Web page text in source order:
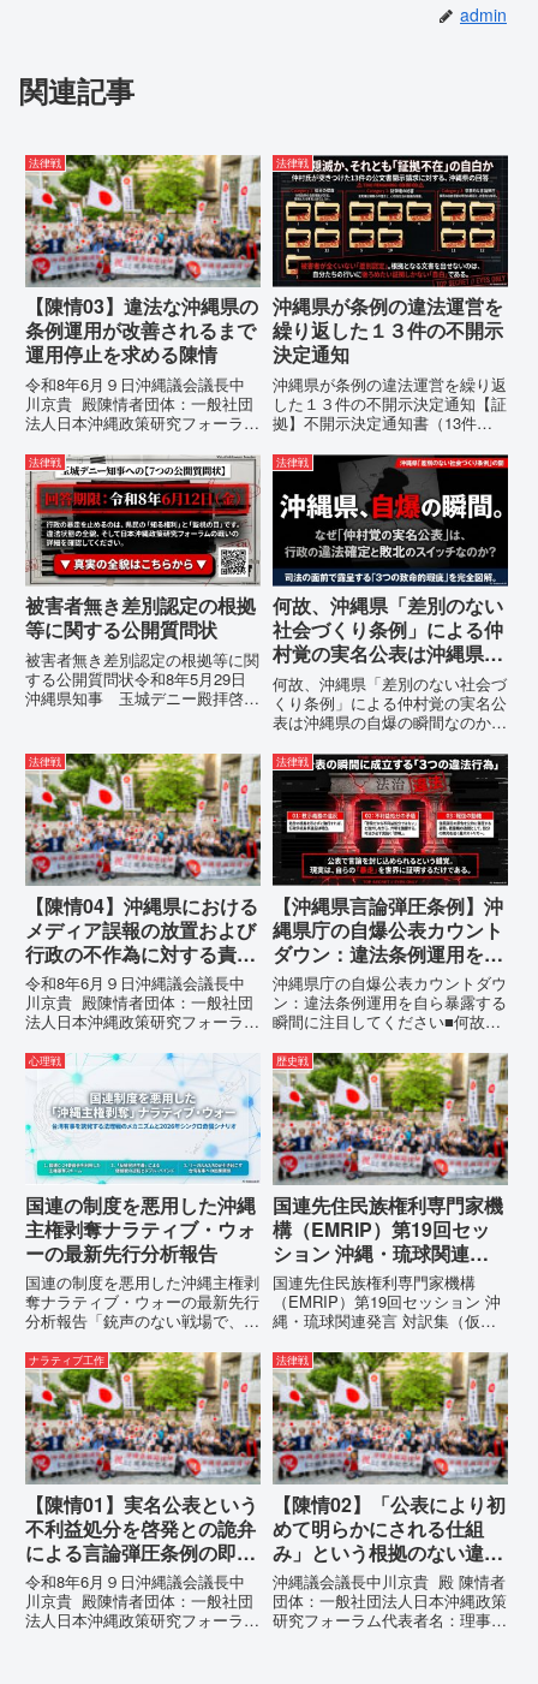
admin
関連記事
法律戦
【陳情03】違法な沖縄県の
条例運用が改善されるまで
運用停止を求める陳情
令和8年6月９日沖縄議会議長中
川京貴 殿陳情者団体：一般社団
法人日本沖縄政策研究フォーラム
所：沖縄県那覇市電 話：080-違
法な沖縄県の条例運用が改善され
るまで運用停止を求める陳情陳情
の趣旨沖縄県は、「沖縄県...
法律戦
沖縄県が条例の違法運営を
繰り返した１３件の不開示
決定通知
沖縄県が条例の違法運営を繰り返
した１３件の不開示決定通知【証
拠】不開示決定通知書（13件）
が請求した「差別認定の根拠」に
対し、県は全て非開示・存否応答
拒否を突きつけました。これは、
彼らが行政手続きの正当性を失
法律戦
被害者無き差別認定の根拠
等に関する公開質問状
被害者無き差別認定の根拠等に関
する公開質問状令和8年5月29日
沖縄県知事 玉城デニー殿拝啓貴
ます。私は、適正な意見陳述（弁
明）を行うにあたり、沖縄県行政
手続条例第28条で定められた...
法律戦
何故、沖縄県「差別のない
社会づくり条例」による仲
村覚の実名公表は沖縄県の
自爆の瞬間なのか？その3
つの理由。
何故、沖縄県「差別のない社会づ
くり条例」による仲村覚の実名公
表は沖縄県の自爆の瞬間なのか？
強行しようとしている「仲村覚の
実名公表」。行政側はこの行為
を、特定の個人を社会的制裁に追
い込むための「仕上げ」だと考え
て...
法律戦
【陳情04】沖縄県における
メディア誤報の放置および
行政の不作為に対する責任
追及と再発防止策を求める
陳情
令和8年6月９日沖縄議会議長中
川京貴 殿陳情者団体：一般社団
法人日本沖縄政策研究フォーラム
所：沖縄県那覇市電 話：080-
【陳情03】沖縄県におけるメデ
ィア誤報の放置および行政の不作
為に対する責任追及と再発防...
法律戦
【沖縄県言論弾圧条例】沖
縄県庁の自爆公表カウント
ダウン：違法条例運用を自
ら暴露する瞬間に注目して
ください
沖縄県庁の自爆公表カウントダウ
ン：違法条例運用を自ら暴露する
瞬間に注目してください■何故、
テルを貼りたい本当の理由「なぜ
沖縄県庁は、法を無視してまで私
を封じ込めようとするのか。」そ
の理由は明確です。県政が統治
の...
心理戦
国連の制度を悪用した沖縄
主権剥奪ナラティブ・ウォ
ーの最新先行分析報告
国連の制度を悪用した沖縄主権剥
奪ナラティブ・ウォーの最新先行
分析報告「銃声のない戦場で、日
いる。」現代の戦争は、ミサイル
が飛来する以前に始まっていま
す。国連という国際的な舞台で、
巧妙な「言説（ナラティブ）」が
張...
歴史戦
国連先住民族権利専門家機
構（EMRIP）第19回セッ
ション 沖縄・琉球関連発
言 対訳集（仮訳）
国連先住民族権利専門家機構
（EMRIP）第19回セッション 沖
縄・琉球関連発言 対訳集（仮
（EMRIP）の各会合において行
われた、沖縄・琉球の先住民族指
定、PFAS（有機フッ素化合物）
問題、米軍基地、伝統文化（...
ナラティブ工作
【陳情01】実名公表という
不利益処分を啓発との詭弁
による言論弾圧条例の即時
運用停止を求める陳情
令和8年6月９日沖縄議会議長中
川京貴 殿陳情者団体：一般社団
法人日本沖縄政策研究フォーラム
法律戦
【陳情02】「公表により初
めて明らかにされる仕組
み」という根拠のない違法
運用の指摘と条例運用の停
止を求める陳情書
沖縄議会議長中川京貴 殿 陳情者
団体：一般社団法人日本沖縄政策
研究フォーラム代表者名：理事